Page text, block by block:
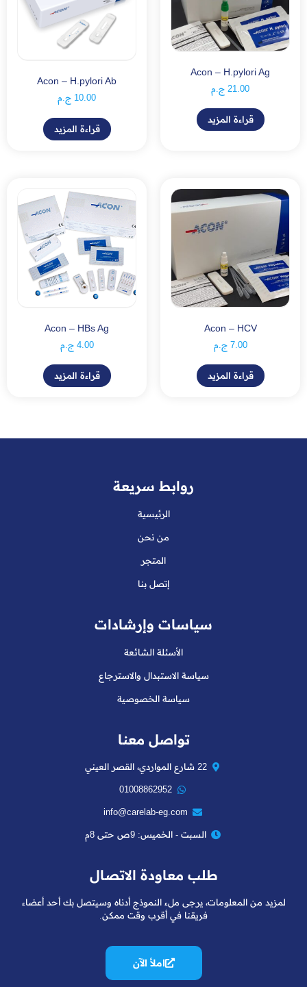
Acon – H.pylori Ag
21.00 ج.م
قراءة المزيد
Acon – H.pylori Ab
10.00 ج.م
قراءة المزيد
Acon – HCV
7.00 ج.م
قراءة المزيد
Acon – HBs Ag
4.00 ج.م
قراءة المزيد
روابط سريعة
الرئيسية
من نحن
المتجر
إتصل بنا
سياسات وإرشادات
الأسئلة الشائعة
سياسة الاستبدال والاسترجاع
سياسة الخصوصية
تواصل معنا
22 شارع المواردي، القصر العيني
01008862952
info@carelab-eg.com
السبت - الخميس: 9ص حتى 8م
طلب معاودة الاتصال
لمزيد من المعلومات، يرجى ملء النموذج أدناه وسيتصل بك أحد أعضاء
فريقنا في أقرب وقت ممكن.
املأ الآن